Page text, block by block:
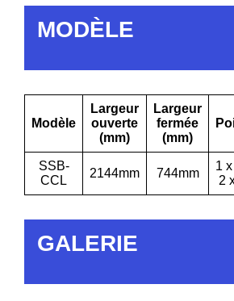
MODÈLE
Modèle
Largeur
ouverte
(mm)
Largeur
fermée
(mm)
SSB-
CCL
2144mm 744mm
1
2
GALERIE